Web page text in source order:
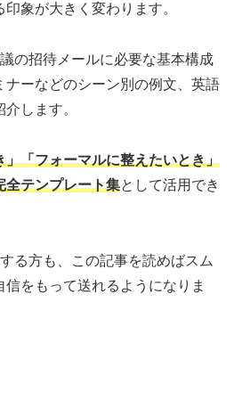
象が大きく変わります。
の招待メールに必要な基本構成
ナーなどのシーン別の例文、英語
します。
」「フォーマルに整えたいとき」
全テンプレート集として活用でき
る方も、この記事を読めばスム
をもって送れるようになりま